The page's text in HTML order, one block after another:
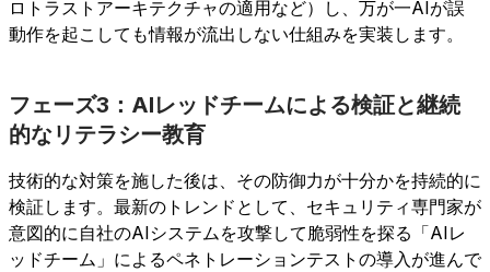
ロトラストアーキテクチャの適用など）し、万が一AIが誤
動作を起こしても情報が流出しない仕組みを実装します。
フェーズ3：AIレッドチームによる検証と継続
的なリテラシー教育
技術的な対策を施した後は、その防御力が十分かを持続的に
検証します。最新のトレンドとして、セキュリティ専門家が
意図的に自社のAIシステムを攻撃して脆弱性を探る「AIレ
ッドチーム」によるペネトレーションテストの導入が進んで